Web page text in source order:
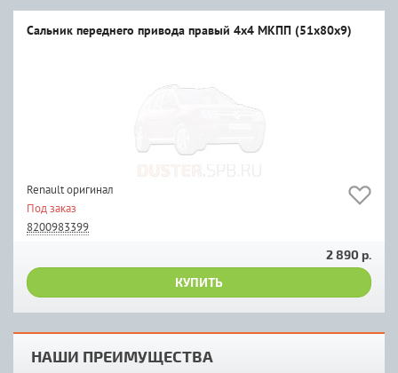
Сальник переднего привода правый 4х4 МКПП (51х80х9)
Renault оригинал
Под заказ
8200983399
2 890 р.
КУПИТЬ
НАШИ ПРЕИМУЩЕСТВА